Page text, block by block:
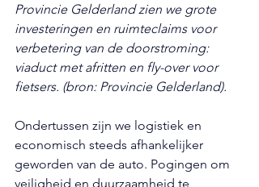
Provincie Gelderland zien we grote
investeringen en ruimteclaims voor
verbetering van de doorstroming:
viaduct met afritten en fly-over voor
fietsers. (bron: Provincie Gelderland).
Ondertussen zijn we logistiek en
economisch steeds afhankelijker
geworden van de auto. Pogingen om
veiligheid en duurzaamheid te